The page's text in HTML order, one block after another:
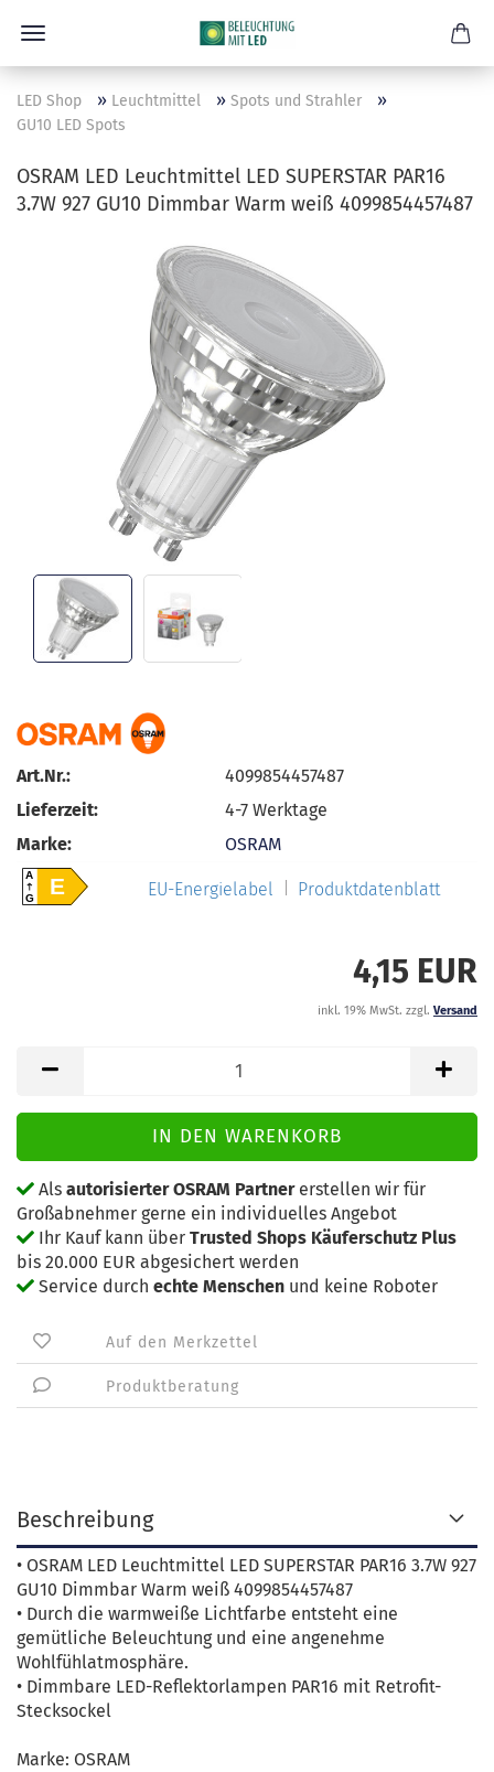
LED Shop » Leuchtmittel » Spots und Strahler »
GU10 LED Spots
OSRAM LED Leuchtmittel LED SUPERSTAR PAR16
3.7W 927 GU10 Dimmbar Warm weiß 4099854457487
Art.Nr.:
4099854457487
Lieferzeit:
4-7 Werktage
Marke:
OSRAM
A
GE EU-Energielabel Produktdatenblatt
4,15 EUR
inkl. 19% MwSt. zzgl. Versand
Als autorisierter OSRAM Partnererstellen wir für
Großabnehmer gerne ein individuelles Angebot
Ihr Kauf kann über Trusted Shops Käuferschutz Plus
bis 20.000 EUR abgesichert werden
Service durch echte Menschen und keine Roboter
Auf den Merkzettel
Produktberatung
Beschreibung
• OSRAM LED Leuchtmittel LED SUPERSTAR PAR16 3.7W 927
GU10 Dimmbar Warm weiß 4099854457487
• Durch die warmweiße Lichtfarbe entsteht eine
gemütliche Beleuchtung und eine angenehme
Wohlfühlatmosphäre.
• Dimmbare LED-Reflektorlampen PAR16 mit Retrofit-
Stecksockel
Marke: OSRAM